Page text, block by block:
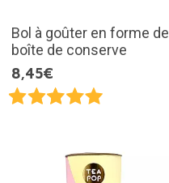
Bol à goûter en forme de
boîte de conserve
8,45€